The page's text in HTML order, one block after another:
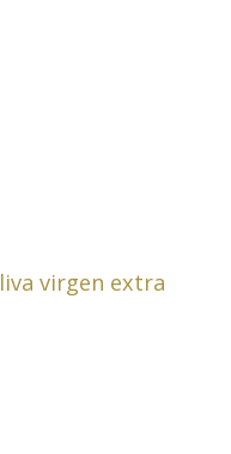
virgen extra